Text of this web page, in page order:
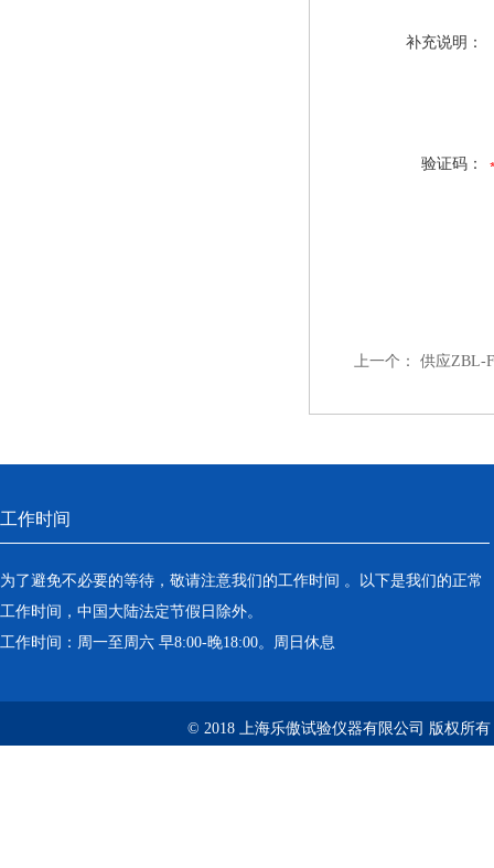
补充说明：
验证码：
上一个： 供应ZBL-
工作时间
为了避免不必要的等待，敬请注意我们的工作时间 。以下是我们的正常
工作时间，中国大陆法定节假日除外。
工作时间：周一至周六 早8:00-晚18:00。周日休息
© 2018 上海乐傲试验仪器有限公司 版权所